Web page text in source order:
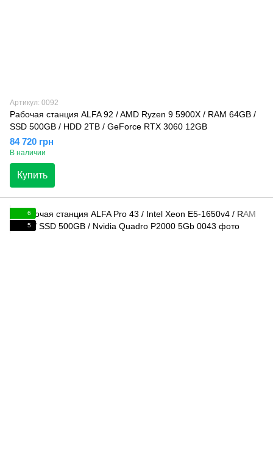
Артикул: 0092
Рабочая станция ALFA 92 / AMD Ryzen 9 5900X / RAM 64GB /
SSD 500GB / HDD 2TB / GeForce RTX 3060 12GB
84 720 грн
В наличии
Купить
6
5